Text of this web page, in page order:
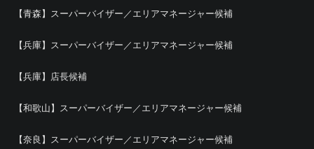
【青森】スーパーバイザー／エリアマネージャー候補
【兵庫】スーパーバイザー／エリアマネージャー候補
【兵庫】店長候補
【和歌山】スーパーバイザー／エリアマネージャー候補
【奈良】スーパーバイザー／エリアマネージャー候補